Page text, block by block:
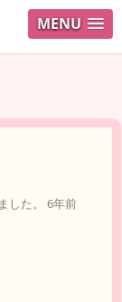
MENU ログイ
した。 6年前